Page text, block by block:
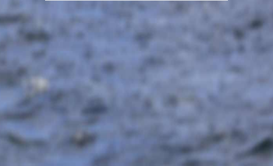
Canada